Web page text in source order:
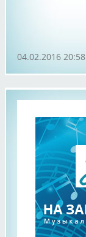
04.02.2016 20:58